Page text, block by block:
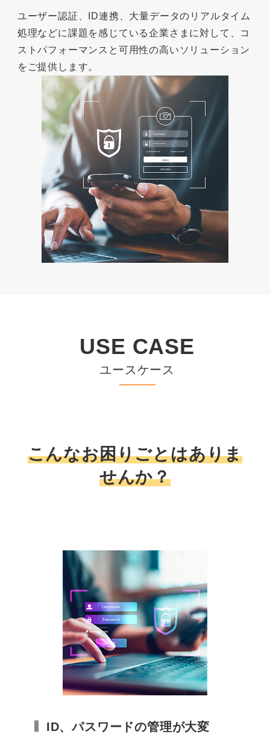
ユーザー認証、ID連携、大量データのリアルタイム
処理などに課題を感じている企業さまに対して、コ
ストパフォーマンスと可用性の高いソリューション
をご提供します。
USE CASE
ユースケース
こんなお困りごとはありま
せんか？
ID、パスワードの管理が大変